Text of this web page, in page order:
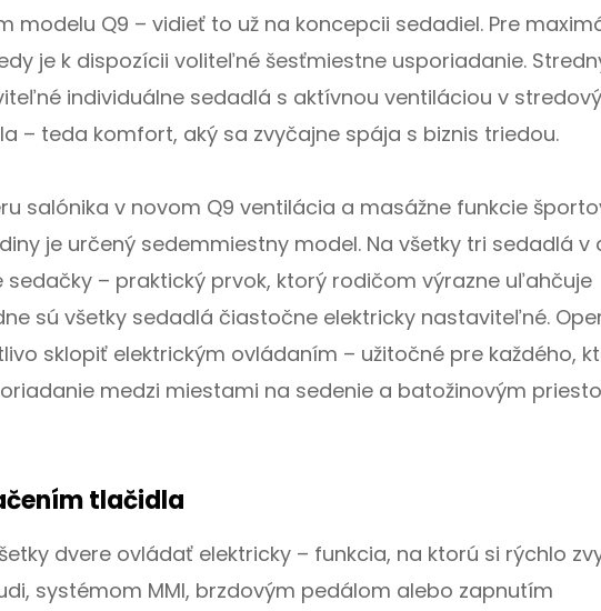
modelu Q9 – vidieť to už na koncepcii sedadiel. Pre
je k dispozícii voliteľné šesťmiestne usporiadanie.
individuálne sedadlá s aktívnou ventiláciou v
– teda komfort, aký sa zvyčajne spája s biznis triedou.
salónika v novom Q9 ventilácia a masážne funkcie
je určený sedemmiestny model. Na všetky tri sedadlá v
– praktický prvok, ktorý rodičom výrazne uľahčuje
sú všetky sedadlá čiastočne elektricky nastaviteľné.
sklopiť elektrickým ovládaním – užitočné pre každého,
medzi miestami na sedenie a batožinovým
tlačidla
dvere ovládať elektricky – funkcia, na ktorú si rýchlo
systémom MMI, brzdovým pedálom alebo zapnutím